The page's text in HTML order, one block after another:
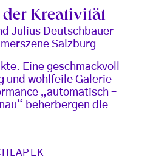
Kreativität
Julius Deutschbauer
Salzburg
Eine geschmackvoll
und wohlfeile Galerie-
„automatisch –
beherbergen die